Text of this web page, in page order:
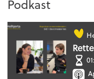
Podkast